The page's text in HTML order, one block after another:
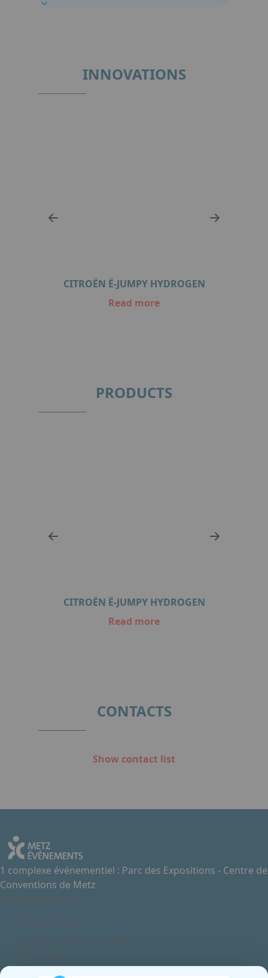
INNOVATIONS
CITROËN Ë-JUMPY HYDROGEN
Read more
PRODUCTS
CITROËN Ë-JUMPY HYDROGEN
Read more
CONTACTS
Show contact list
1 complexe événementiel : Parc des Expositions - Centre de
Conventions de Metz